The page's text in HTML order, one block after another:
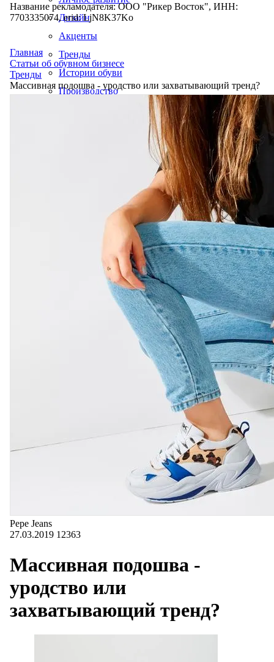
Дизайн
Акценты
Тренды
Истории обуви
Производство
Название рекламодателя: ООО "Рикер Восток", ИНН:
7703335074, erid: LjN8K37Ko
Главная
Статьи об обувном бизнесе
Тренды
Массивная подошва - уродство или захватывающий тренд?
Pepe Jeans
27.03.2019 12363
Массивная подошва -
уродство или
захватывающий тренд?